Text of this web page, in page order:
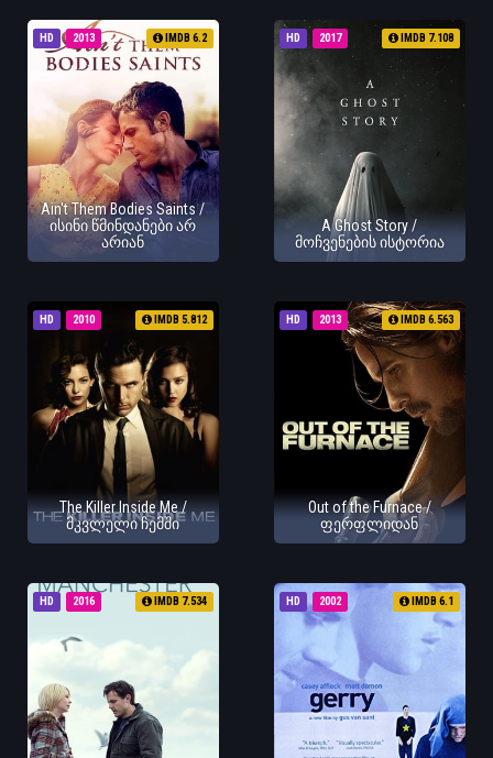
HD 2013 IMDB 6.2
Ain't Them Bodies Saints /
ისინი წმინდანები არ
არიან
HD 2017 IMDB 7.108
A Ghost Story /
მოჩვენების ისტორია
HD 2010 IMDB 5.812
The Killer Inside Me /
მკვლელი ჩემში
HD 2013 IMDB 6.563
Out of the Furnace /
ფერფლიდან
HD 2016 IMDB 7.534 HD 2002 IMDB 6.1